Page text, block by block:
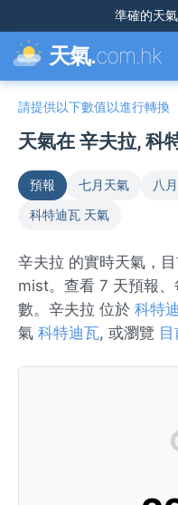
準確的天
天氣.com.hk
請提供以下數值以進行轉換
天氣在 辛夫拉,
預報 七月天氣 八
科特迪瓦 天氣
辛夫拉 的實時天氣，
mist。查看 7 天預報
數。辛夫拉 位於 科特
氣 科特迪瓦, 或瀏覽